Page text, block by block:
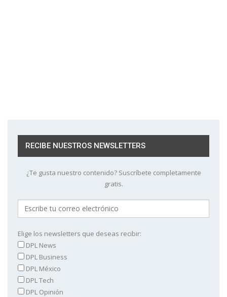
RECIBE NUESTROS NEWSLETTERS
¿Te gusta nuestro contenido? Suscríbete completamente
gratis.
Elige los newsletters que deseas recibir:
DPL News
DPL Business
DPL México
DPL Tech
DPL Opinión